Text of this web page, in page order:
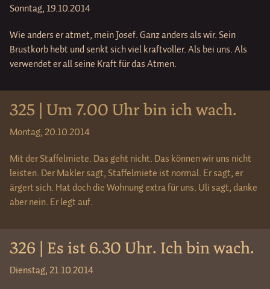
Sonntag, 19.10.2014
Wie anders er atmet, mein Josef. Ganz anders als wir. Sein
Brustkorb hebt und senkt sich viel kraftvoller. Als bei uns. Als
verwendet er all seine Kraft für das Atmen.
325 | Um 7.00 Uhr bin ich wach.
Montag, 20.10.2014
Mit der Staffelmiete. Das geht nicht. Das können wir uns nicht
leisten. Der Makler sagt, Staffelmiete ist normal. Er sagt, er
ärgert sich. Hat doch die Wohnung extra für uns. Uli sagt, danke
aber nein. Er legt auf.
326 | Es ist 6.30 Uhr. Ich bin wach.
Dienstag, 21.10.2014